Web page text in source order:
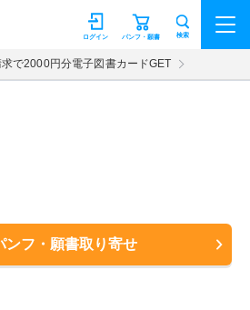
ン パンフ・願書
ログイン 検索
求で2000円分電子図書カードGET
ンフ・願書取り寄せ